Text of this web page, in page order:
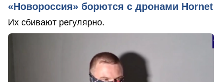
«Новороссия» борются с дронами Hornet
Их сбивают регулярно.